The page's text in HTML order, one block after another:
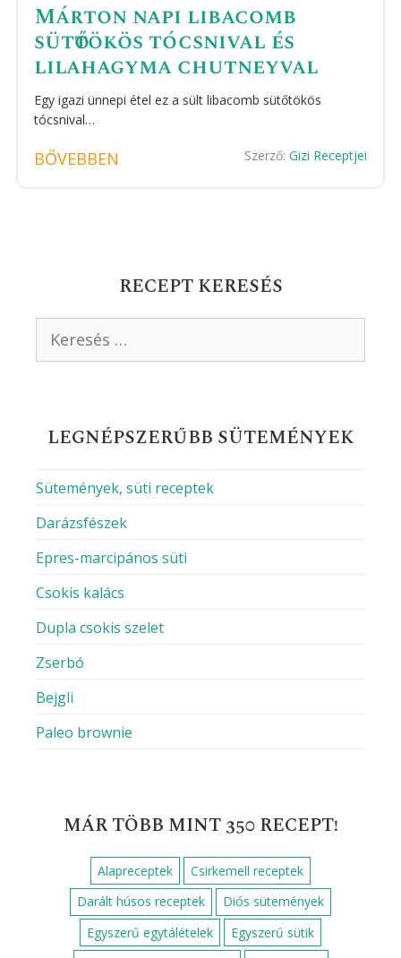
Márton napi libacomb
sütőtökös tócsnival és
lilahagyma chutneyval
Egy igazi ünnepi étel ez a sült libacomb sütőtökös
tócsnival…
BŐVEBBEN Szerző: Gizi Receptjei
RECEPT KERESÉS
LEGNÉPSZERŰBB SÜTEMÉNYEK
Sütemények, süti receptek
Darázsfészek
Epres-marcipános süti
Csokis kalács
Dupla csokis szelet
Zserbó
Bejgli
Paleo brownie
MÁR TÖBB MINT 350 RECEPT!
Alapreceptek
Csirkemell receptek
Darált húsos receptek
Diós sütemények
Egyszerű egytálételek
Egyszerű sütik